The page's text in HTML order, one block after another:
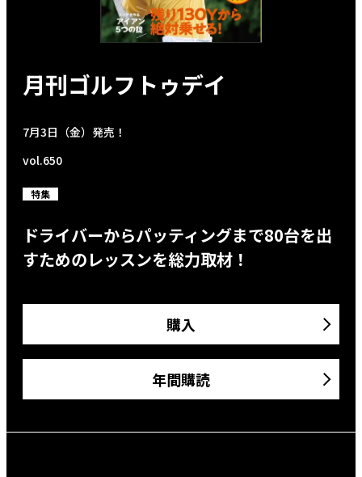
月刊ゴルフトゥデイ
7月3日（金）発売！
vol.650
特集
ドライバーからパッティングまで80台を出
すためのレッスンを総力取材！
購入
年間購読